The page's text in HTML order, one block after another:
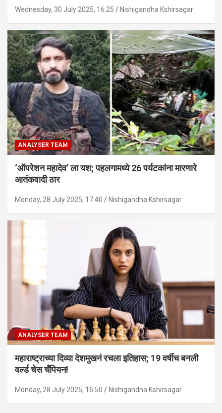
Wednesday, 30 July 2025, 16:25 Nishigandha Kshirsagar
ANALYSER TEAM
‘ऑपरेशन महादेव’ ला यश; पहलगामध्ये 26 पर्यटकांना मारणारे
आतंकवादी ठार
Monday, 28 July 2025, 17:40 Nishigandha Kshirsagar
ANALYSER TEAM
महाराष्ट्राच्या दिव्या देशमुखनं रचला इतिहास; 19 वर्षीच बनली
वर्ल्ड चेस चँपियन!
Monday, 28 July 2025, 16:50 Nishigandha Kshirsagar